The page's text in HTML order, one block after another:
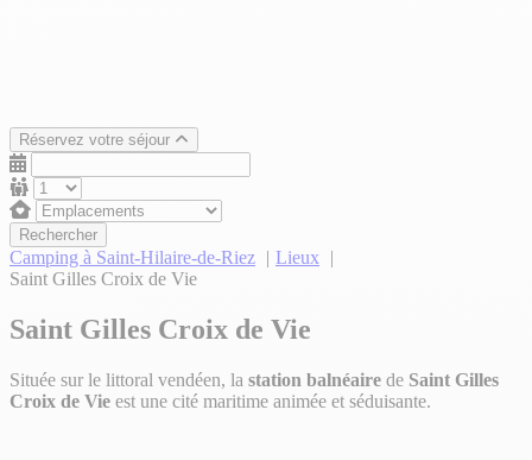
Réservez votre séjour
Rechercher
Camping à Saint-Hilaire-de-Riez
Lieux
Saint Gilles Croix de Vie
Saint Gilles Croix de Vie
Située sur le littoral vendéen, la station balnéaire de Saint Gilles
Croix de Vie est une cité maritime animée et séduisante.